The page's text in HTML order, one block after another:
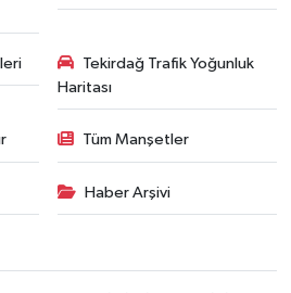
Tekirdağ Trafik Yoğunluk
Haritası
Tüm Manşetler
Haber Arşivi